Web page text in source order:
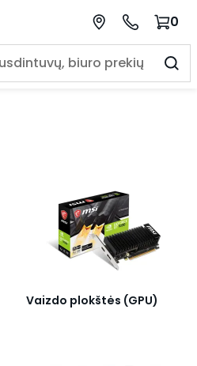
0
Vaizdo plokštės (GPU)